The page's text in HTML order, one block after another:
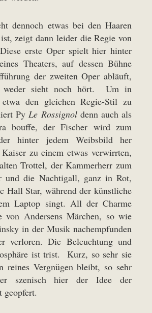
dennoch etwas bei den Haaren
zeigt dann leider die Regie von
Diese erste Oper spielt hier hinter
Theaters, auf dessen Bühne
der zweiten Oper abläuft,
weder sieht noch hört. Um in
den gleichen Regie-Stil zu
PyLe Rossignoldenn auch als
bouffe, der Fischer wird zum
hinter jedem Weibsbild her
zu einem etwas verwirrten,
Trottel, der Kammerherr zum
und die Nachtigall, ganz in Rot,
Hall Star, während der künstliche
Laptop singt. All der Charme
von Andersens Märchen, so wie
in der Musik nachempfunden
verloren. Die Beleuchtung und
ist trist. Kurz, so sehr sie
reines Vergnügen bleibt, so sehr
szenisch hier der Idee der
geopfert.